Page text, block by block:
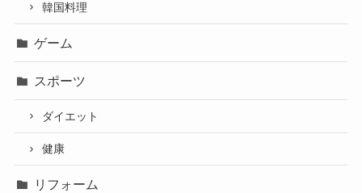
韓国料理
ゲーム
スポーツ
ダイエット
健康
リフォーム